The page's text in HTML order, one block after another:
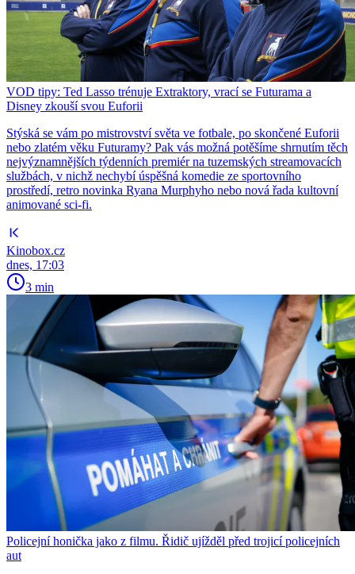
VOD tipy: Ted Lasso trénuje Extraktory, vrací se Futurama a
Disney zkouší svou Euforii
Stýská se vám po mistrovství světa ve fotbale, po skončené Euforii
nebo zlatém věku Futuramy? Pak vás možná potěšíme shrnutím těch
nejvýznamnějších týdenních premiér na tuzemských streamovacích
službách, v nichž nechybí úspěšná komedie ze sportovního
prostředí, retro novinka Ryana Murphyho nebo nová řada kultovní
animované sci-fi.
Kinobox.cz
dnes, 17:03
3 min
Policejní honička jako z filmu. Řidič ujížděl před trojicí policejních
aut